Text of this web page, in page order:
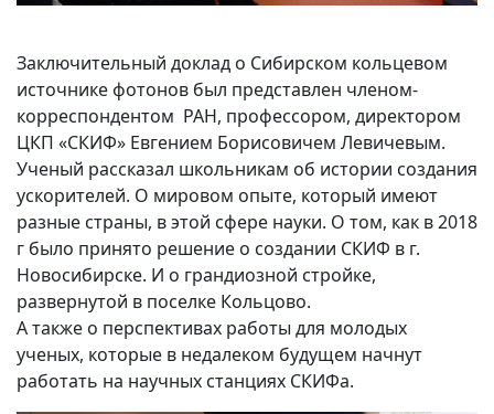
Заключительный доклад о Сибирском кольцевом
источнике фотонов был представлен членом-
корреспондентом РАН, профессором, директором
ЦКП «СКИФ» Евгением Борисовичем Левичевым.
Ученый рассказал школьникам об истории создания
ускорителей. О мировом опыте, который имеют
разные страны, в этой сфере науки. О том, как в 2018
г было принято решение о создании СКИФ в г.
Новосибирске. И о грандиозной стройке,
развернутой в поселке Кольцово.
А также о перспективах работы для молодых
ученых, которые в недалеком будущем начнут
работать на научных станциях СКИФа.